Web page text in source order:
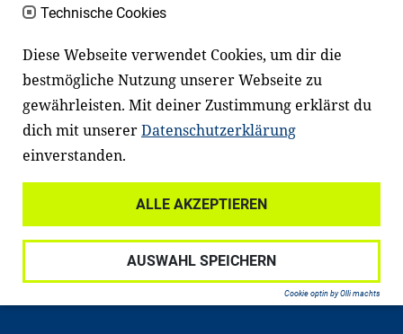
Kinder und Jugendliche in Deutschland
haben aber große Schwierigkeiten dabei.
Unser Angebot richtet sich deshalb gezielt
an Familien sowie an Erzieher*innen,
Lehrer*innen und andere
Fachexpert*innen. Dafür arbeiten wir eng
mit Ministerien, wissenschaftlichen
Einrichtungen, Verbänden, Unternehmen
und anderen Stiftungen zusammen.
Technische Cookies
Diese Webseite verwendet Cookies, um dir die
bestmögliche Nutzung unserer Webseite zu
gewährleisten. Mit deiner Zustimmung erklärst du
dich mit unsererDatenschutzerklärung
einverstanden.
ALLE AKZEPTIEREN
AUSWAHL SPEICHERN
Cookie optin by Olli machts